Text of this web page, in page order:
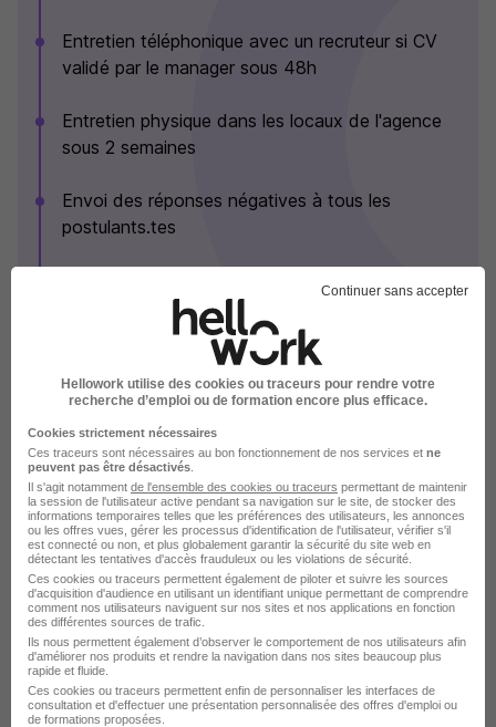
Entretien téléphonique avec un recruteur si CV
validé par le manager sous 48h
Entretien physique dans les locaux de l'agence
sous 2 semaines
Envoi des réponses négatives à tous les
postulants.tes
Validation de la décision de recrutement aux
heureux.ses élus.es
Groupe Fauché en images
Continuer sans accepter
Hellowork utilise des cookies ou traceurs pour rendre votre
recherche d’emploi ou de formation encore plus efficace.
Cookies strictement nécessaires
Ces traceurs sont nécessaires au bon fonctionnement de nos services et ne
peuvent pas être désactivés
Il s'agit notamment de l'ensemble des cookies ou traceurs permettant de maintenir
la session de l'utilisateur active pendant sa navigation sur le site, de stocker des
informations temporaires telles que les préférences des utilisateurs, les annonces
ou les offres vues, gérer les processus d'identification de l'utilisateur, vérifier s'il
est connecté ou non, et plus globalement garantir la sécurité du site web en
détectant les tentatives d'accès frauduleux ou les violations de sécurité.
Ces cookies ou traceurs permettent également de piloter et suivre les sources
d'acquisition d'audience en utilisant un identifiant unique permettant de comprendre
comment nos utilisateurs naviguent sur nos sites et nos applications en fonction
des différentes sources de trafic.
Ils nous permettent également d’observer le comportement de nos utilisateurs afin
d'améliorer nos produits et rendre la navigation dans nos sites beaucoup plus
rapide et fluide.
Ces cookies ou traceurs permettent enfin de personnaliser les interfaces de
consultation et d'effectuer une présentation personnalisée des offres d'emploi ou
de formations proposées.